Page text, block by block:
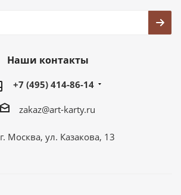
Наши контакты
+7 (495) 414-86-14
zakaz@art-karty.ru
г. Москва, ул. Казакова, 13